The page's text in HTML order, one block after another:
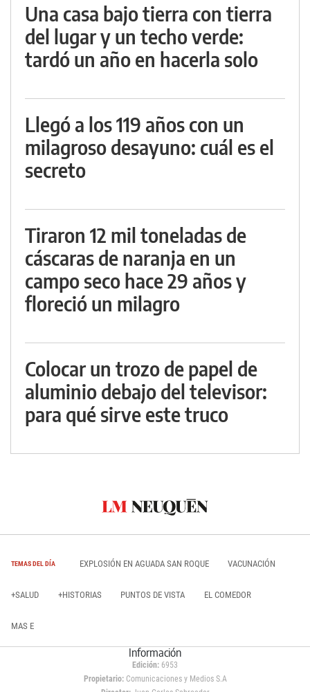
Una casa bajo tierra con tierra
del lugar y un techo verde:
tardó un año en hacerla solo
Llegó a los 119 años con un
milagroso desayuno: cuál es el
secreto
Tiraron 12 mil toneladas de
cáscaras de naranja en un
campo seco hace 29 años y
floreció un milagro
Colocar un trozo de papel de
aluminio debajo del televisor:
para qué sirve este truco
TEMAS DEL DÍA EXPLOSIÓN EN AGUADA SAN ROQUE VACUNACIÓN
+SALUD +HISTORIAS PUNTOS DE VISTA EL COMEDOR
MAS E
Información
Edición: 6953
Propietario:Comunicaciones y Medios S.A